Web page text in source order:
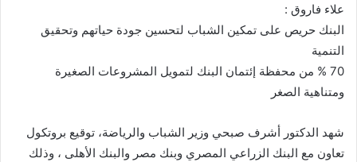
علاء فاروق :
البنك حريص على تمكين الشباب لتحسين جودة حياتهم وتحقيق
التنمية
70 % من محفظة إئتمان البنك لتمويل المشروعات الصغيرة
ومتناهية الصغر
شهد الدكتور أشرف صبحي وزير الشباب والرياضة، توقيع بروتكول
تعاون مع البنك الزراعي المصري وبنك مصر والبنك الأهلى ، وذلك